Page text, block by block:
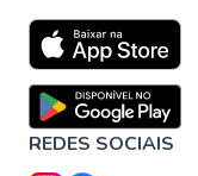
REDES SOCIAIS